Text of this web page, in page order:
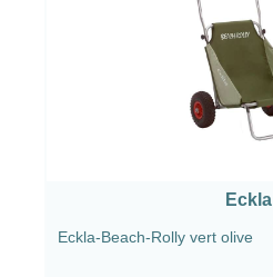
Eckla
Eckla-Beach-Rolly vert olive